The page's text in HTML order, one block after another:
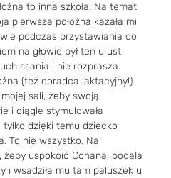
to inna szkoła. Na temat
pierwsza położna kazała mi
podczas przystawiania do
na głowie był ten u ust
ssania i nie rozprasza.
(też doradca laktacyjny!)
sali, żeby swoją
i ciągle stymulowała
dzięki temu dziecko
To nie wszystko. Na
żeby uspokoić Conana, podała
i wsadziła mu tam paluszek u